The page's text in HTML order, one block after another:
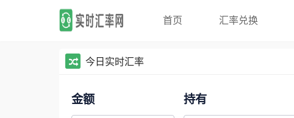
首页 汇率兑换
今日实时汇率
金额 持有